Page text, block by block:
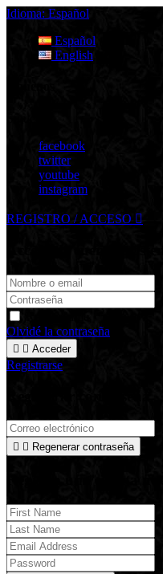
Idioma: Español
Español
English
facebook
twitter
youtube
instagram
REGISTRO / ACCESO 
Olvidé la contraseña
  Acceder
Registrarse
  Regenerar contraseña